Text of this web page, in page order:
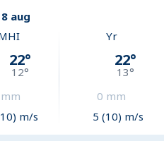
aug
22°
12°
mm
m/s
Yr
22°
13°
0 mm
5 (10) m/s